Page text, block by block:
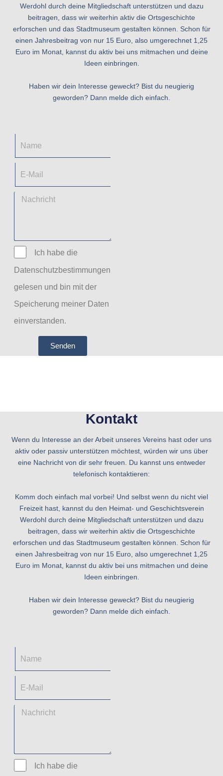
Ich habe die
Datenschutzbestimmungen
gelesen und bin mit der
Speicherung meiner Daten
einverstanden.
Senden
Werdohl durch deine Mitgliedschaft unterstützen und dazu
beitragen, dass wir weiterhin aktiv die Ortsgeschichte
erforschen und das Stadtmuseum gestalten können. Schon für
einen Jahresbeitrag von nur 15 Euro, also umgerechnet 1,25
Euro im Monat, kannst du aktiv bei uns mitmachen und deine
Ideen einbringen.
Haben wir dein Interesse geweckt? Bist du neugierig
geworden? Dann melde dich einfach.
Ich habe die
Kontakt
Wenn du Interesse an der Arbeit unseres Vereins hast oder uns
aktiv oder passiv unterstützen möchtest, würden wir uns über
eine Nachricht von dir sehr freuen. Du kannst uns entweder
telefonisch kontaktieren:
Komm doch einfach mal vorbei! Und selbst wenn du nicht viel
Freizeit hast, kannst du den Heimat- und Geschichtsverein
Werdohl durch deine Mitgliedschaft unterstützen und dazu
beitragen, dass wir weiterhin aktiv die Ortsgeschichte
erforschen und das Stadtmuseum gestalten können. Schon für
einen Jahresbeitrag von nur 15 Euro, also umgerechnet 1,25
Euro im Monat, kannst du aktiv bei uns mitmachen und deine
Ideen einbringen.
Haben wir dein Interesse geweckt? Bist du neugierig
geworden? Dann melde dich einfach.